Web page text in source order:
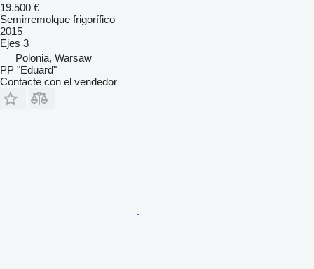
19.500 €
Semirremolque frigorífico
2015
Ejes 3
Polonia, Warsaw
PP "Eduard"
Contacte con el vendedor